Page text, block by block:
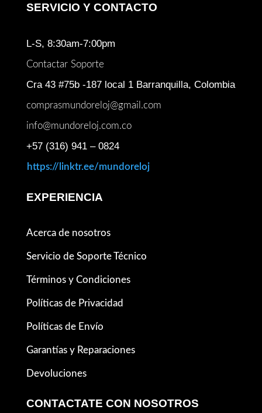
SERVICIO Y CONTACTO
L-S, 8:30am-7:00pm
Contactar Soporte
Cra 43 #75b -187 local 1 Barranquilla, Colombia
comprasmundoreloj@gmail.com
info@mundoreloj.com.co
+57 (316) 941 – 0824
https://linktr.ee/mundoreloj
EXPERIENCIA
Acerca de nosotros
Servicio de Soporte Técnico
Términos y Condiciones
Políticas de Privacidad
Políticas de Envío
Garantías y Reparaciones
Devoluciones
CONTACTATE CON NOSOTROS